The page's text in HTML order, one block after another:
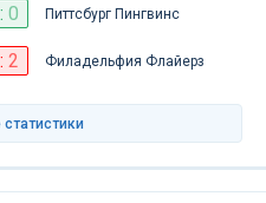
: 0 Питтсбург Пингвинс
: 2 Филадельфия Флайерз